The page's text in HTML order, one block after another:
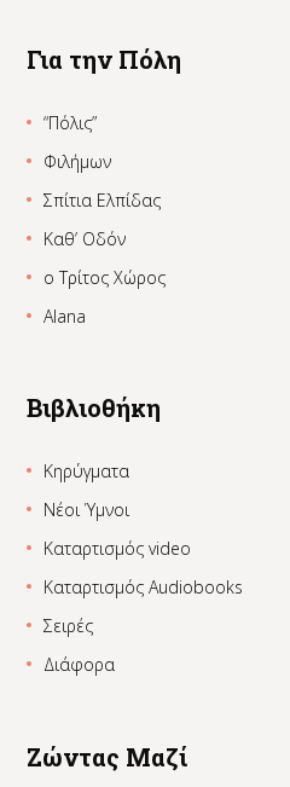
Για την Πόλη
“Πόλις”
Φιλήμων
Σπίτια Ελπίδας
Καθ’ Οδόν
ο Τρίτος Χώρος
Alana
Βιβλιοθήκη
Κηρύγματα
Νέοι Ύμνοι
Καταρτισμός video
Καταρτισμός Audiobooks
Σειρές
Διάφορα
Ζώντας Μαζί